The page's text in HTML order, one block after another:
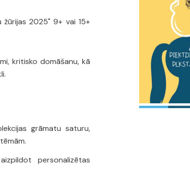
2025" 9+ vai 15+
kritisko domāšanu, kā
grāmatu saturu,
personalizētas